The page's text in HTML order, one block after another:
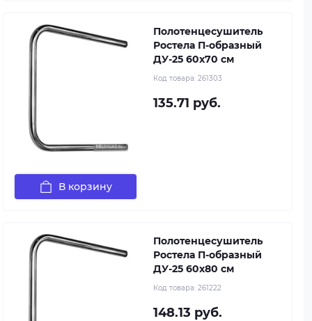
Полотенцесушитель
Ростела П-образный
ДУ-25 60x70 см
Код товара: 261303
135.71 руб.
В корзину
Полотенцесушитель
Ростела П-образный
ДУ-25 60x80 см
Код товара: 261222
148.13 руб.